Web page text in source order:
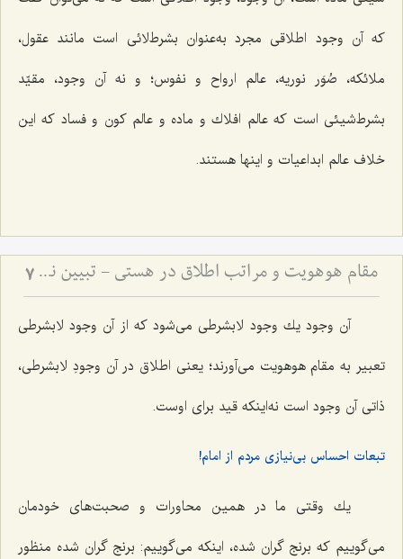
که آن وجود اطلاقى مجرد به‌عنوان بشرط‌لائى است مانند عقول،
ملائكه، صُوَر نوریه، عالم ارواح و نفوس؛ و نه آن وجود، مقیّد
بشرط‌شیئى است كه عالم افلاك و ماده و عالم كون و فساد كه این
خلاف عالم ابداعیات و اینها هستند.
مقام هوهویت و مراتب اطلاق در هستی - تبیین نسبت میان مقام احدیت، واحدیت و ظهورات مادی 7
آن وجود یك وجود لابشرطى مى‌شود كه از آن وجود لابشرطى
تعبیر به مقام هوهویت مى‌آورند؛ یعنى اطلاق در آن وجودِ لابشرطى،
ذاتى آن وجود است نه‌اینکه قید براى اوست.
تبعات احساس بی‌نیازی مردم از امام!
یك وقتى ما در همین محاورات و صحبت‌هاى خودمان
مى‌گوییم كه برنج گران شده، اینكه مى‌گوییم: برنج گران شده منظور